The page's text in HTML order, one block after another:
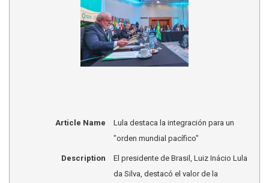
Article Name
Lula destaca la integración para un
"orden mundial pacífico"
Description
El presidente de Brasil, Luiz Inácio Lula
da Silva, destacó el valor de la